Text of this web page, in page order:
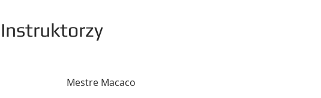
Instruktorzy
Mestre Macaco